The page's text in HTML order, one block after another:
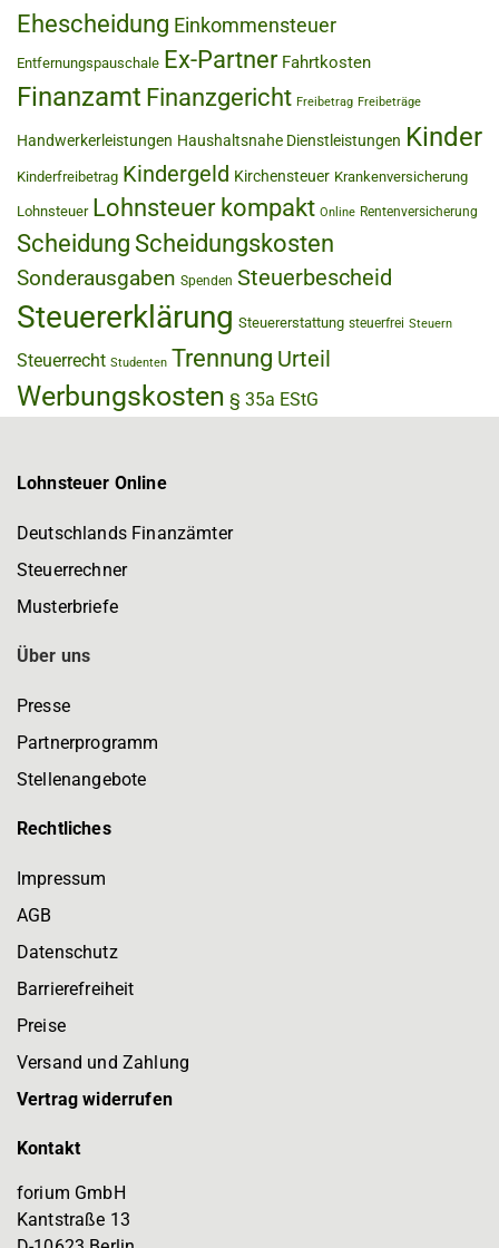
Ehescheidung Einkommensteuer
Entfernungspauschale Ex-Partner Fahrtkosten
Finanzamt Finanzgericht Freibetrag Freibeträge
Handwerkerleistungen Haushaltsnahe Dienstleistungen Kinder
Kinderfreibetrag Kindergeld Kirchensteuer Krankenversicherung
Lohnsteuer Lohnsteuer kompakt Online Rentenversicherung
Scheidung Scheidungskosten
Sonderausgaben Spenden Steuerbescheid
Steuererklärung Steuererstattung steuerfrei Steuern
Steuerrecht Studenten Trennung Urteil
Werbungskosten § 35a EStG
Lohnsteuer Online
Deutschlands Finanzämter
Steuerrechner
Musterbriefe
Über uns
Presse
Partnerprogramm
Stellenangebote
Rechtliches
Impressum
AGB
Datenschutz
Barrierefreiheit
Preise
Versand und Zahlung
Vertrag widerrufen
Kontakt
forium GmbH
Kantstraße 13